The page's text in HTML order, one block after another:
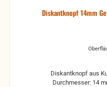
Diskantknopf 14mm
Diskantknopf aus
Durchmesser: 14 mm schwarz-